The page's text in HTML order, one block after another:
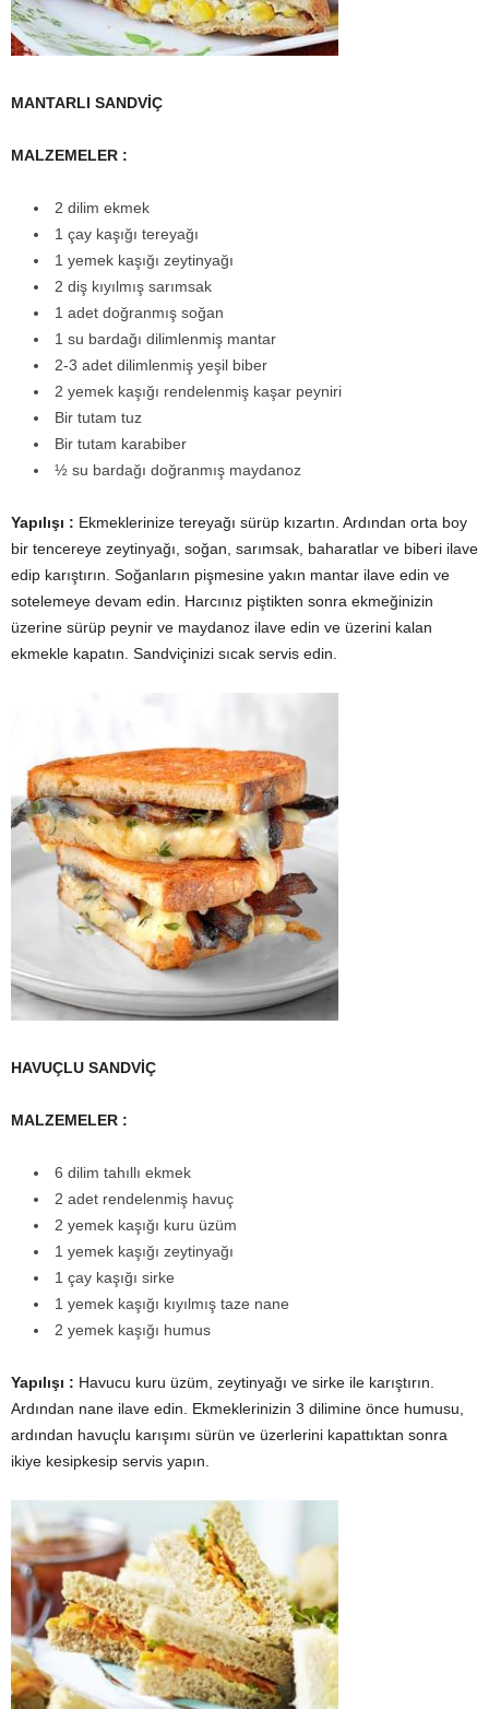
MANTARLI SANDVİÇ
MALZEMELER :
2 dilim ekmek
1 çay kaşığı tereyağı
1 yemek kaşığı zeytinyağı
2 diş kıyılmış sarımsak
1 adet doğranmış soğan
1 su bardağı dilimlenmiş mantar
2-3 adet dilimlenmiş yeşil biber
2 yemek kaşığı rendelenmiş kaşar peyniri
Bir tutam tuz
Bir tutam karabiber
½ su bardağı doğranmış maydanoz
Yapılışı : Ekmeklerinize tereyağı sürüp kızartın. Ardından orta boy
bir tencereye zeytinyağı, soğan, sarımsak, baharatlar ve biberi ilave
edip karıştırın. Soğanların pişmesine yakın mantar ilave edin ve
sotelemeye devam edin. Harcınız piştikten sonra ekmeğinizin
üzerine sürüp peynir ve maydanoz ilave edin ve üzerini kalan
ekmekle kapatın. Sandviçinizi sıcak servis edin.
HAVUÇLU SANDVİÇ
MALZEMELER :
6 dilim tahıllı ekmek
2 adet rendelenmiş havuç
2 yemek kaşığı kuru üzüm
1 yemek kaşığı zeytinyağı
1 çay kaşığı sirke
1 yemek kaşığı kıyılmış taze nane
2 yemek kaşığı humus
Yapılışı : Havucu kuru üzüm, zeytinyağı ve sirke ile karıştırın.
Ardından nane ilave edin. Ekmeklerinizin 3 dilimine önce humusu,
ardından havuçlu karışımı sürün ve üzerlerini kapattıktan sonra
ikiye kesipkesip servis yapın.